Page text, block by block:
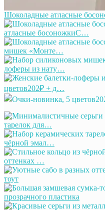
Шоколадные атласные
атласные босоножкиС…
мишек «Монте…
лоферы из нату…
цветов202₽ + д…
тарелок для…
чёрной эмал…
оттенках …
тоут
прозрачного пластика